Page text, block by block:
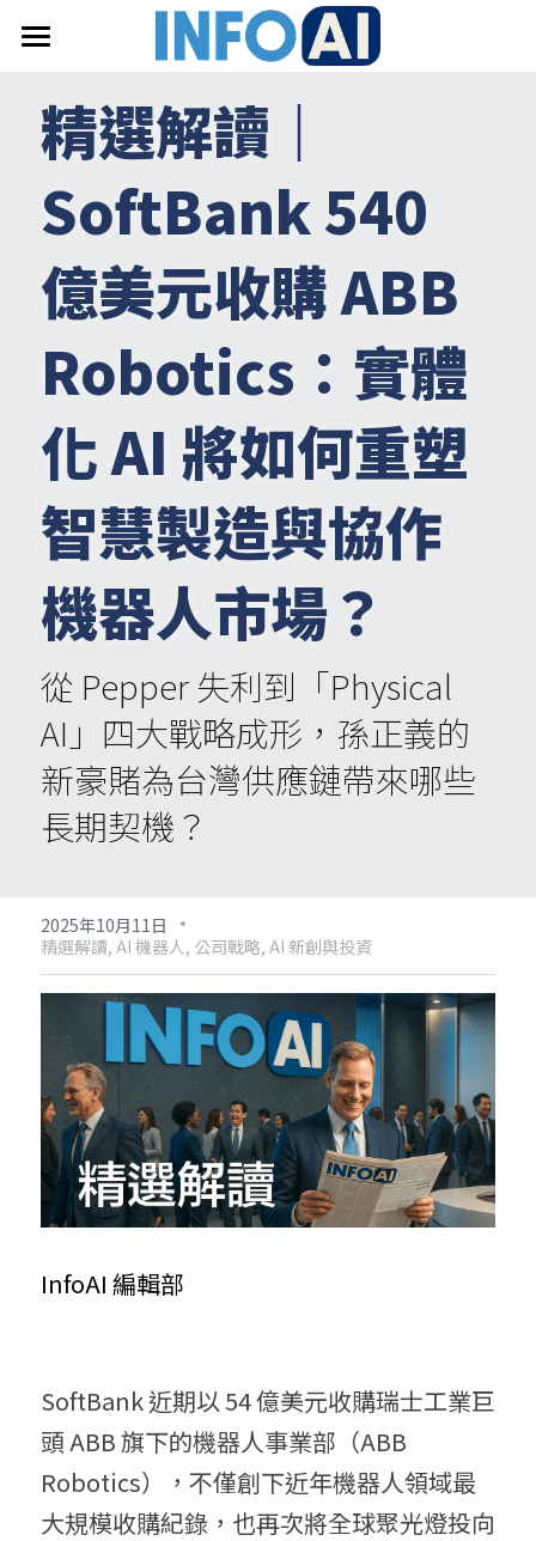
關於InfoAI
訂閱電子報
搜索
email聯絡
精選解讀｜
SoftBank 540
億美元收購 ABB
Robotics：實體
化 AI 將如何重塑
智慧製造與協作
機器人市場？
從 Pepper 失利到「Physical
AI」四大戰略成形，孫正義的
新豪賭為台灣供應鏈帶來哪些
長期契機？
2025年10月11日 ·
精選解讀, AI 機器人, 公司戰略, AI 新創與投資
InfoAI 編輯部
SoftBank 近期以 54 億美元收購瑞士工業巨
頭 ABB 旗下的機器人事業部（ABB
Robotics），不僅創下近年機器人領域最
大規模收購紀錄，也再次將全球聚光燈投向